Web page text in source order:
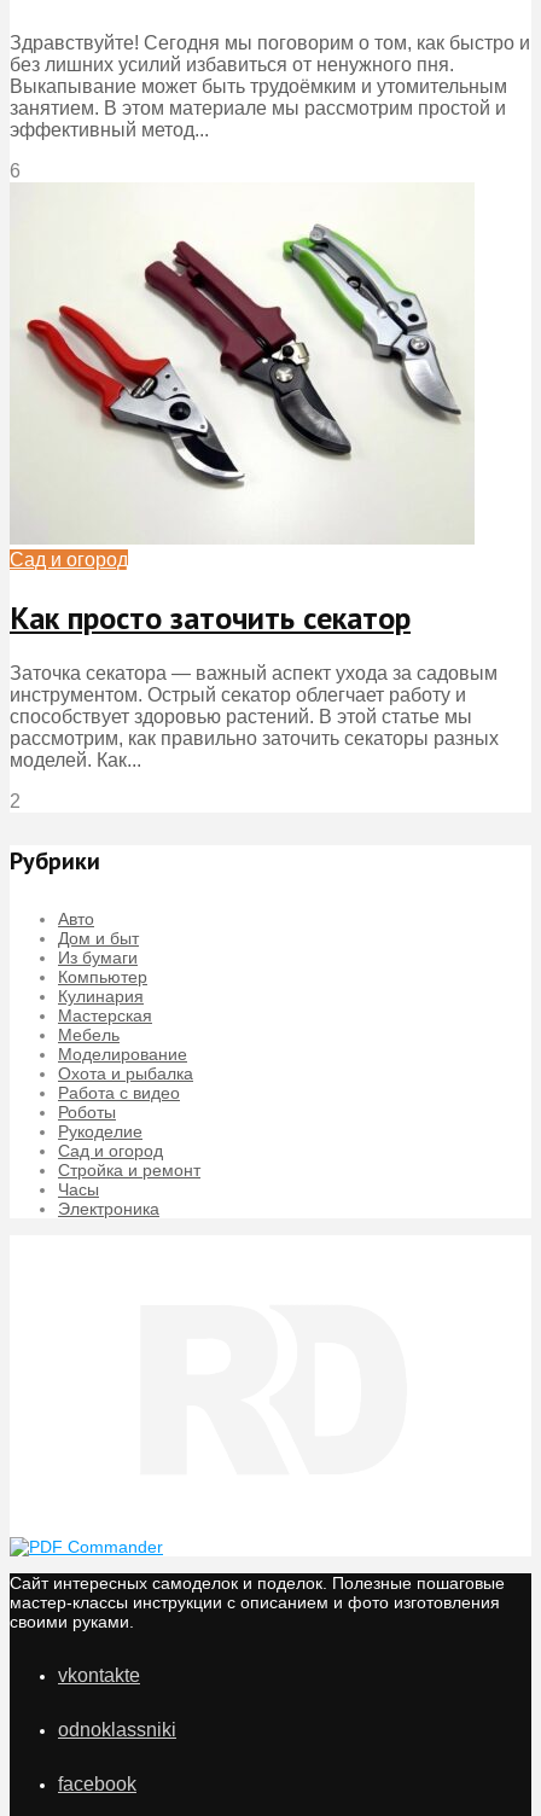
Здравствуйте! Сегодня мы поговорим о том, как быстро и
без лишних усилий избавиться от ненужного пня.
Выкапывание может быть трудоёмким и утомительным
занятием. В этом материале мы рассмотрим простой и
эффективный метод...
6
Сад и огород
Как просто заточить секатор
Заточка секатора — важный аспект ухода за садовым
инструментом. Острый секатор облегчает работу и
способствует здоровью растений. В этой статье мы
рассмотрим, как правильно заточить секаторы разных
моделей. Как...
2
Рубрики
Авто
Дом и быт
Из бумаги
Компьютер
Кулинария
Мастерская
Мебель
Моделирование
Охота и рыбалка
Работа с видео
Роботы
Рукоделие
Сад и огород
Стройка и ремонт
Часы
Электроника
Сайт интересных самоделок и поделок. Полезные пошаговые
мастер-классы инструкции с описанием и фото изготовления
своими руками.
vkontakte
odnoklassniki
facebook